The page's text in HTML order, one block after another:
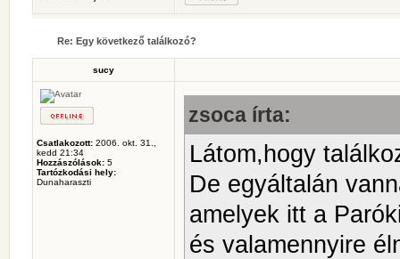
Re: Egy következő találkozó?
sucy
Csatlakozott: 2006. okt. 31.,
kedd 21:34
Hozzászólások: 5
Tartózkodási hely:
Dunaharaszti
zsoca írta:
Látom,hogy
De egyáltalán
amelyek itt a
és valamennyire